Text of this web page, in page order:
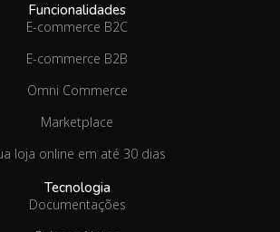
Funcionalidades
E-commerce B2C
E-commerce B2B
Omni Commerce
Marketplace
loja online em até 30 dias
Tecnologia
Documentações